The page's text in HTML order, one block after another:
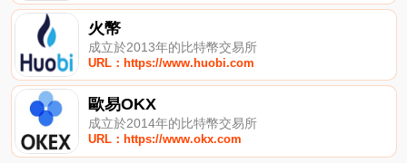
火幣
成立於2013年的比特幣交易所
URL：https://www.huobi.com
歐易OKX
成立於2014年的比特幣交易所
URL：https://www.okx.com